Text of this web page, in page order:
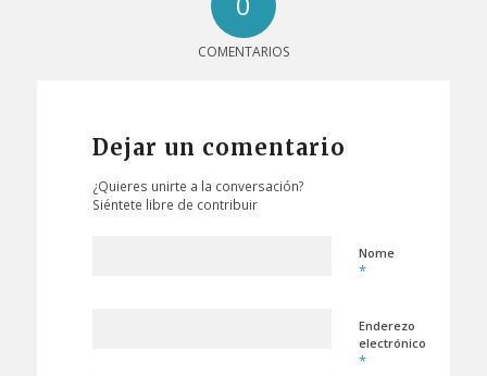
COMENTARIOS
Dejar un comentario
¿Quieres unirte a la conversación?
Siéntete libre de contribuir
Nome
*
Enderezo
electrónico
*